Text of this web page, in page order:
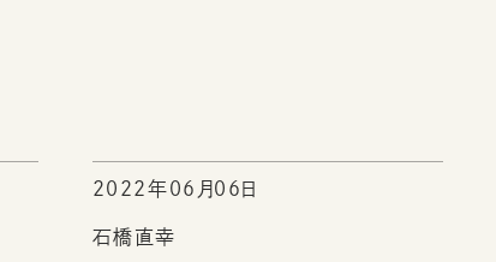
2022年06月06日
石橋直幸